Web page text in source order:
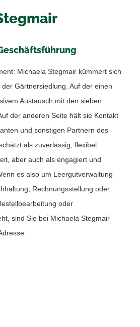
Michaela Stegmair kümmert sich
Gärtnersiedlung. Auf der einen
Austausch mit den sieben
der anderen Seite hält sie Kontakt
und sonstigen Partnern des
als zuverlässig, flexibel,
aber auch als engagiert und
es also um Leergutverwaltung
Rechnungsstellung oder
oder
sind Sie bei Michaela Stegmair